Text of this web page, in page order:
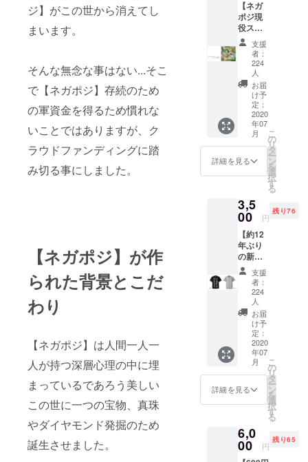
ジ】がこの世から消えてし
まいます。
そんな無念な事はない...そこ
で【ネガポジ】存続のため
の軍資金を得るため慣れな
いことではありますが、ク
ラウドファンディングに踏
み切る事にしました。
【ネガポジ】が作
られた背景とこだ
わり
【ネガポジ】は人間一人一
人が持つ深層心理の中に埋
まっているであろう美しい
この世に一つの宝物、真珠
やダイヤモンド発掘のため
誕生させました。
らか1枚
になり
ます。
どちら
がお手
元に来
るかは
お楽し
みに！
＊お受
け取り
は、郵
送もし
くは店
舗での
能です
ので、
支援時
にご選
択くだ
さい。
【ネガ
ポジ現
役ス
タッフ
全員参
加！ 江
添恵介
編集、
監修に
よる 魂
のオリ
ジナル
コンピ
レー
ション
ム】 (14
★参加
アー
ティス
ト ピエ
モンテ
ルノ テ
ンゴ 渚
のベー
トーベ
ンズ
Hello
Honu メ
シアと
人人 深
田和良
象の背
IKIMON
O the
nikibiki
US 白黒
ミドリ
ズルム
支援
者：
224
人
お届
け予
定：
2020
年07
月
詳細を見る
こ
の
リ
タ
ー
ン
を
選
択
す
る
3,5
00 円
残り76
【約12
年ぶり
の新
作！ネ
ガポジ
オリジ
ナルT
シャ
ツ】 ★
サイズ
は以下
を参照
くださ
いませ
★
肩幅 40
袖丈18
（S）身
支援
者：
224
人
お届
け予
定：
2020
年07
月
詳細を見る
こ
の
リ
タ
ー
ン
を
選
択
す
る
6,0
00 円
残り65